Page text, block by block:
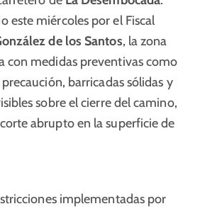
este miércoles por el Fiscal
de los Santos, la zona
con medidas preventivas como
barricadas sólidas y
sobre el cierre del camino,
abrupto en la superficie de
implementadas por